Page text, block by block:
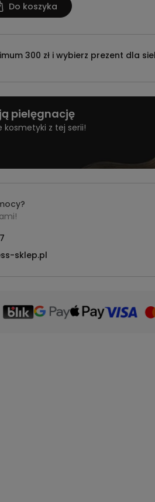
Do koszyka
300 zł i wybierz prezent dla
pielęgnację
kosmetyki z tej serii!
sklep.pl